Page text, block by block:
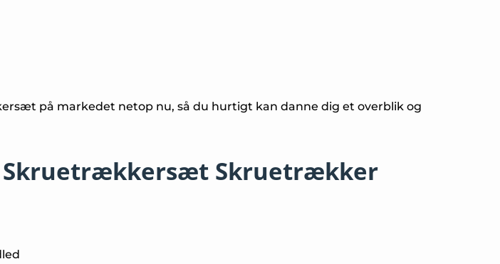
på markedet netop nu, så du hurtigt kan danne dig et overblik og
Skruetrækkersæt Skruetrækker